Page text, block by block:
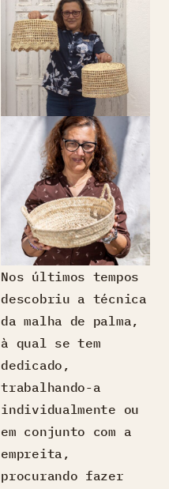
Nos últimos tempos
descobriu a técnica
da malha de palma,
à qual se tem
dedicado,
trabalhando-a
individualmente ou
em conjunto com a
empreita,
procurando fazer